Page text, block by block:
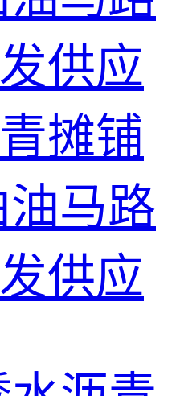
摊铺
马路
供应